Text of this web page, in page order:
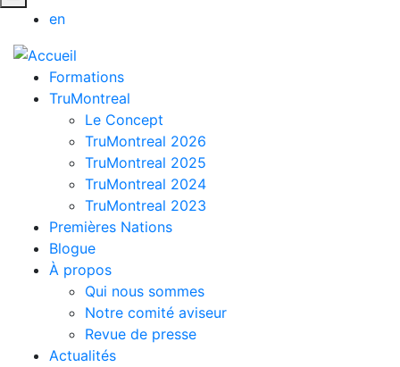
en
Formations
TruMontreal
Le Concept
TruMontreal 2026
TruMontreal 2025
TruMontreal 2024
TruMontreal 2023
Premières Nations
Blogue
À propos
Qui nous sommes
Notre comité aviseur
Revue de presse
Actualités